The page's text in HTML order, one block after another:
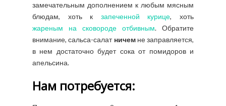
замечательным дополнением к любым мясным
блюдам, хоть к запеченной курице, хоть
жареным на сковороде отбивным. Обратите
внимание, сальса-салат ничем не заправляется,
в нем достаточно будет сока от помидоров и
апельсина.
Нам потребуется: